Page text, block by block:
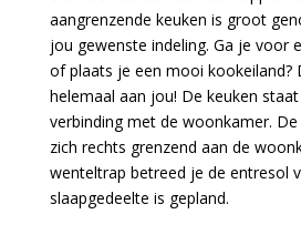
aangrenzende keuken is groot
jou gewenste indeling. Ga je voor
of plaats je een mooi kookeiland?
helemaal aan jou! De keuken
verbinding met de woonkamer.
zich rechts grenzend aan de
wenteltrap betreed je de entresol
slaapgedeelte is gepland.